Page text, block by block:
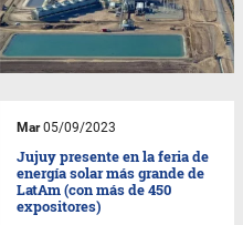
Mar05/09/2023
Jujuy presente en la feria de
energía solar más grande de
LatAm (con más de 450
expositores)